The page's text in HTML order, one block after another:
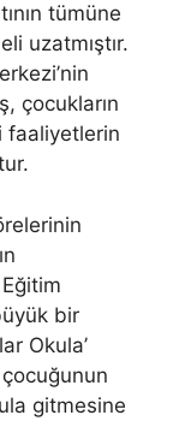
tümüne
uzatmıştır.
çocukların
faaliyetlerin
bir
Okula’
gitmesine